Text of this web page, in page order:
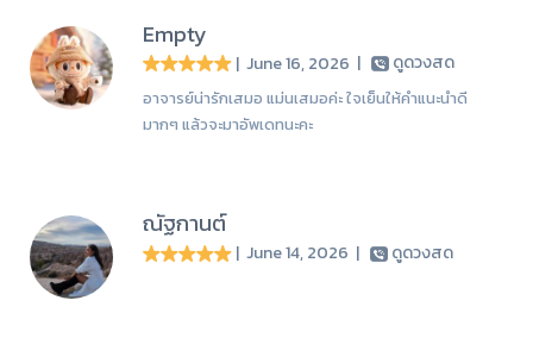
Empty
| June 16, 2026 | ดูดวงสด
อาจารย์น่ารักเสมอ แม่นเสมอค่ะ ใจเย็นให้คำแนะนำดี
มากๆ แล้วจะมาอัพเดทนะคะ
ณัฐกานต์
| June 14, 2026 | ดูดวงสด